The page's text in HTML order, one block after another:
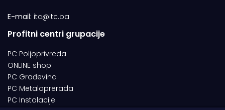
E-mail: itc@itc.ba
Profitni centri grupacije
PC Poljoprivreda
ONLINE shop
PC Građevina
PC Metaloprerada
PC Instalacije